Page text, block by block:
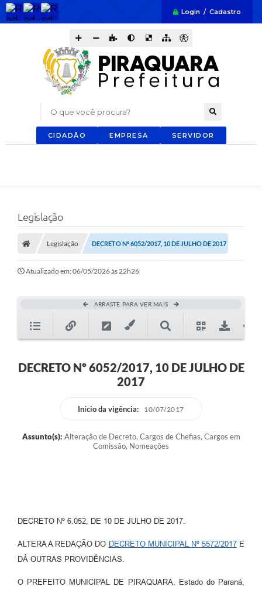
Login / Cadastro
O que você procura?
CIDADÃO EMPRESA SERVIDOR
Legislação
Legislação DECRETO Nº 6052/2017, 10 DE JULHO DE 2017
Atualizado em: 06/05/2026 às 22h26
ARRASTE PARA VER MAIS
DECRETO Nº 6052/2017, 10 DE JULHO DE
2017
Início da vigência: 10/07/2017
Assunto(s): Alteração de Decreto, Cargos de Chefias, Cargos em
Comissão, Nomeações
DECRETO Nº 6.052, DE 10 DE JULHO DE 2017.
ALTERA A REDAÇÃO DO DECRETO MUNICIPAL Nº 5572/2017E
DÁ OUTRAS PROVIDÊNCIAS.
O PREFEITO MUNICIPAL DE PIRAQUARA, Estado do Paraná,